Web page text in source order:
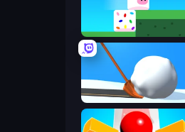
Stacky Bird
Shovel 3D